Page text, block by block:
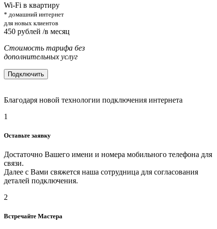
Wi-Fi в квартиру
* домашний интернет
для новых клиентов
450 рублей /в месяц
Стоимость тарифа без
дополнительных услуг
Подключить
Благодаря новой технологии подключения интернета
1
Оставьте заявку
Достаточно Вашего имени и номера мобильного телефона для
связи.
Далее с Вами свяжется наша сотрудница для согласования
деталей подключения.
2
Встречайте Мастера